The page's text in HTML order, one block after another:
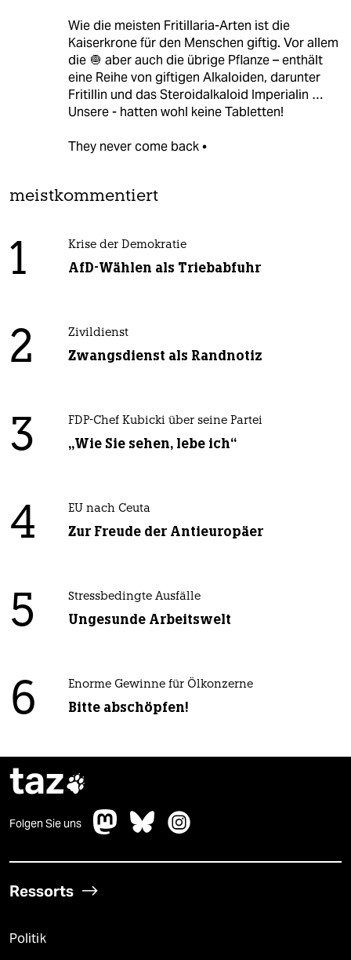
Wie die meisten Fritillaria-Arten ist die
Kaiserkrone für den Menschen giftig. Vor allem
die 🧅 aber auch die übrige Pflanze – enthält
eine Reihe von giftigen Alkaloiden, darunter
Fritillin und das Steroidalkaloid Imperialin …
Unsere - hatten wohl keine Tabletten!
They never come back •
meistkommentiert
1 Krise der Demokratie
AfD-Wählen als Triebabfuhr
2 Zivildienst
Zwangsdienst als Randnotiz
3 FDP-Chef Kubicki über seine Partei
„Wie Sie sehen, lebe ich“
4 EU nach Ceuta
Zur Freude der Antieuropäer
5 Stressbedingte Ausfälle
Ungesunde Arbeitswelt
6 Enorme Gewinne für Ölkonzerne
Bitte abschöpfen!
taz
Folgen Sie uns
Ressorts
Politik